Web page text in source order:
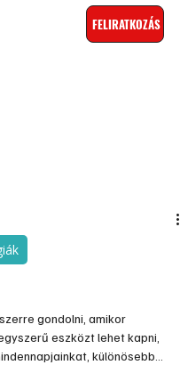
FELIRATKOZÁS
gondolni, amikor
eszközt lehet kapni,
különösebb